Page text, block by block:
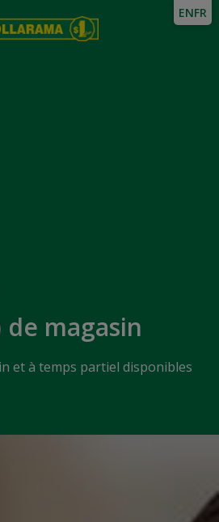
de magasin
et à temps partiel disponibles
ENFR